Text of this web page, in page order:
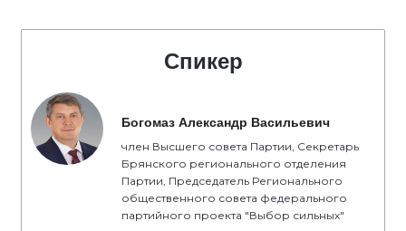
Спикер
Богомаз Александр Васильевич
член Высшего совета Партии, Секретарь
Брянского регионального отделения
Партии, Председатель Регионального
общественного совета федерального
партийного проекта "Выбор сильных"